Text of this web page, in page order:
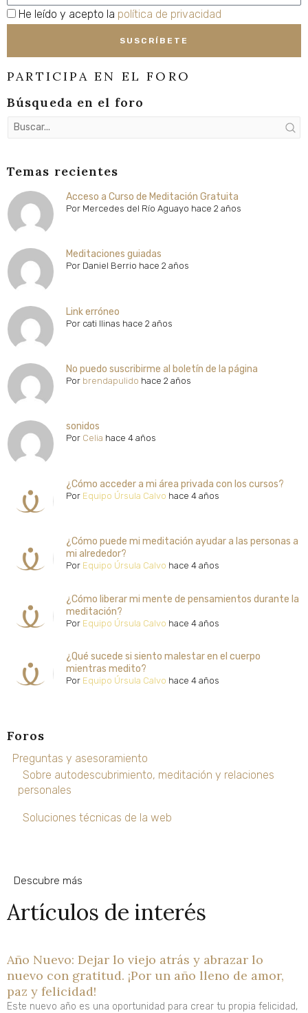
privacidad
He leído y acepto la política de privacidad
SUSCRÍBETE
PARTICIPA EN EL FORO
Búsqueda en el foro
Temas recientes
Acceso a Curso de Meditación Gratuita
Por Mercedes del Río Aguayo hace 2 años
Meditaciones guiadas
Por Daniel Berrio hace 2 años
Link erróneo
Por cati llinas hace 2 años
No puedo suscribirme al boletín de la página
Por brendapulido hace 2 años
sonidos
Por Celia hace 4 años
¿Cómo acceder a mi área privada con los cursos?
Por Equipo Úrsula Calvo hace 4 años
¿Cómo puede mi meditación ayudar a las personas a
mi alrededor?
Por Equipo Úrsula Calvo hace 4 años
¿Cómo liberar mi mente de pensamientos durante la
meditación?
Por Equipo Úrsula Calvo hace 4 años
¿Qué sucede si siento malestar en el cuerpo
mientras medito?
Por Equipo Úrsula Calvo hace 4 años
Foros
Preguntas y asesoramiento
Sobre autodescubrimiento, meditación y relaciones
personales
Soluciones técnicas de la web
Descubre más
Artículos de interés
Año Nuevo: Dejar lo viejo atrás y abrazar lo
nuevo con gratitud. ¡Por un año lleno de amor,
paz y felicidad!
Este nuevo año es una oportunidad para crear tu propia felicidad,